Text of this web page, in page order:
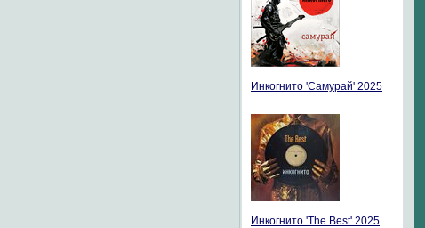
Инкогнито 'Самурай' 2025
Инкогнито 'The Best' 2025